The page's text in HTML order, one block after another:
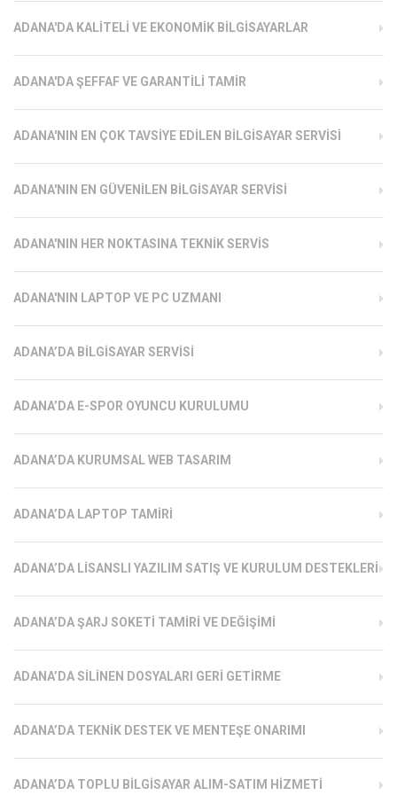
ADANA'DA KALITELI VE EKONOMIK BILGISAYARLAR
ADANA'DA ŞEFFAF VE GARANTILI TAMIR
ADANA'NIN EN ÇOK TAVSIYE EDILEN BILGISAYAR SERVISI
ADANA'NIN EN GÜVENILEN BILGISAYAR SERVISI
ADANA'NIN HER NOKTASINA TEKNIK SERVIS
ADANA'NIN LAPTOP VE PC UZMANI
ADANA’DA BILGISAYAR SERVISI
ADANA’DA E-SPOR OYUNCU KURULUMU
ADANA’DA KURUMSAL WEB TASARIM
ADANA’DA LAPTOP TAMIRI
ADANA’DA LISANSLI YAZILIM SATIŞ VE KURULUM DESTEKLERI
ADANA’DA ŞARJ SOKETI TAMIRI VE DEĞIŞIMI
ADANA’DA SILINEN DOSYALARI GERI GETIRME
ADANA’DA TEKNIK DESTEK VE MENTEŞE ONARIMI
ADANA’DA TOPLU BILGISAYAR ALIM-SATIM HIZMETI